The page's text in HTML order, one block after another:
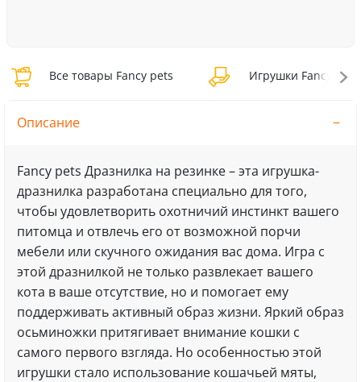
Все товары Fancy pets Игрушки Fancy pets
Описание
Fancy pets Дразнилка на резинке – эта игрушка-
дразнилка разработана специально для того,
чтобы удовлетворить охотничий инстинкт вашего
питомца и отвлечь его от возможной порчи
мебели или скучного ожидания вас дома. Игра с
этой дразнилкой не только развлекает вашего
кота в ваше отсутствие, но и помогает ему
поддерживать активный образ жизни. Яркий образ
осьминожки притягивает внимание кошки с
самого первого взгляда. Но особенностью этой
игрушки стало использование кошачьей мяты,